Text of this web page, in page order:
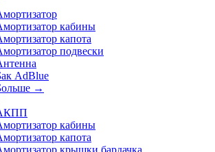
кабины
капота
подвески
AdBlue
→
кабины
капота
крышки бардачка